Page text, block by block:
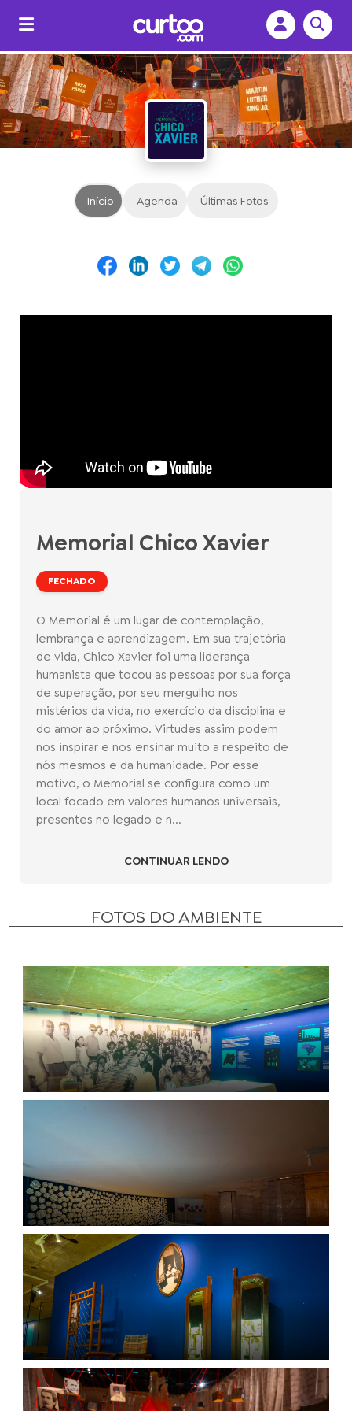
Início Agenda Últimas Fotos
Memorial Chico Xavier
FECHADO
O Memorial é um lugar de contemplação,
lembrança e aprendizagem. Em sua trajetória
de vida, Chico Xavier foi uma liderança
humanista que tocou as pessoas por sua força
de superação, por seu mergulho nos
mistérios da vida, no exercício da disciplina e
do amor ao próximo. Virtudes assim podem
nos inspirar e nos ensinar muito a respeito de
nós mesmos e da humanidade. Por esse
motivo, o Memorial se configura como um
local focado em valores humanos universais,
presentes no legado e n...
CONTINUAR LENDO
FOTOS DO AMBIENTE